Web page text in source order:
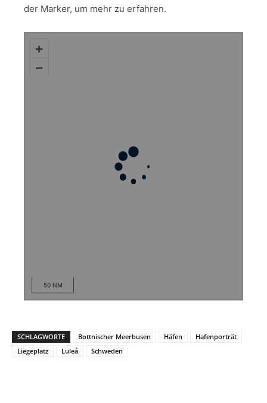
der Marker, um mehr zu erfahren.
+
–
50 NM
SCHLAGWORTE Bottnischer Meerbusen Häfen
Hafenporträt
Liegeplatz
Luleå Schweden